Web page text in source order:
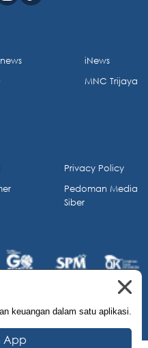
keuangan dalam satu aplikasi.
App
iNews
MNC Trijaya
Privacy Policy
Pedoman Media
Siber
Rights Reserved.